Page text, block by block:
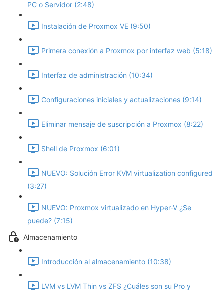
PC o Servidor (2:48)
Instalación de Proxmox VE (9:50)
Primera conexión a Proxmox por interfaz web (5:18)
Interfaz de administración (10:34)
Configuraciones iniciales y actualizaciones (9:14)
Eliminar mensaje de suscripción a Proxmox (8:22)
Shell de Proxmox (6:01)
NUEVO: Solución Error KVM virtualization configured
(3:27)
NUEVO: Proxmox virtualizado en Hyper-V ¿Se
puede? (7:15)
Almacenamiento
Introducción al almacenamiento (10:38)
LVM vs LVM Thin vs ZFS ¿Cuáles son su Pro y